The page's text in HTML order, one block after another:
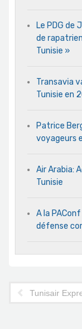
Le PDG de
de
Tunisie »
Transavia
Tunisie en
Patrice
voyageurs
Air Arabia:
Tunisie
A la
défense
Tunisair